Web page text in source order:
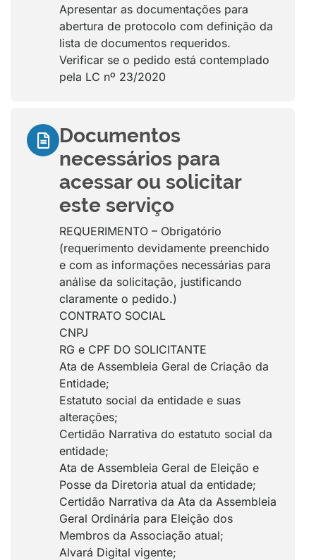
Apresentar as documentações para
abertura de protocolo com definição da
lista de documentos requeridos.
Verificar se o pedido está contemplado
pela LC nº 23/2020
Documentos
necessários para
acessar ou solicitar
este serviço
REQUERIMENTO – Obrigatório
(requerimento devidamente preenchido
e com as informações necessárias para
análise da solicitação, justificando
claramente o pedido.)
CONTRATO SOCIAL
CNPJ
RG e CPF DO SOLICITANTE
Ata de Assembleia Geral de Criação da
Entidade;
Estatuto social da entidade e suas
alterações;
Certidão Narrativa do estatuto social da
entidade;
Ata de Assembleia Geral de Eleição e
Posse da Diretoria atual da entidade;
Certidão Narrativa da Ata da Assembleia
Geral Ordinária para Eleição dos
Membros da Associação atual;
Alvará Digital vigente;